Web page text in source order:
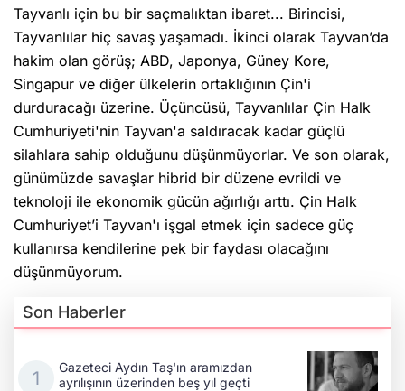
Tayvanlı için bu bir saçmalıktan ibaret... Birincisi,
Tayvanlılar hiç savaş yaşamadı. İkinci olarak Tayvan’da
hakim olan görüş; ABD, Japonya, Güney Kore,
Singapur ve diğer ülkelerin ortaklığının Çin'i
durduracağı üzerine. Üçüncüsü, Tayvanlılar Çin Halk
Cumhuriyeti'nin Tayvan'a saldıracak kadar güçlü
silahlara sahip olduğunu düşünmüyorlar. Ve son olarak,
günümüzde savaşlar hibrid bir düzene evrildi ve
teknoloji ile ekonomik gücün ağırlığı arttı. Çin Halk
Cumhuriyet’i Tayvan'ı işgal etmek için sadece güç
kullanırsa kendilerine pek bir faydası olacağını
düşünmüyorum.
Son Haberler
Gazeteci Aydın Taş'ın aramızdan
ayrılışının üzerinden beş yıl geçti